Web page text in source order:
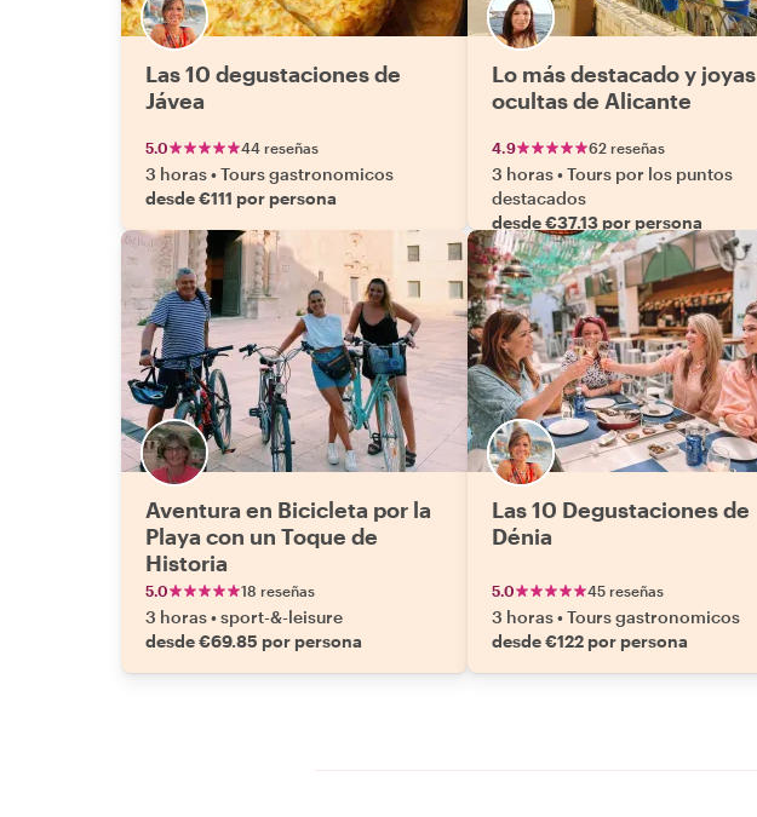
Las 10 degustaciones de
Jávea
5.0 44 reseñas
3 horas•Tours gastronomicos
desde €111 por persona
Lo más destacado y joyas
ocultas de Alicante
4.9 62 reseñas
3 horas•Tours por los puntos
destacados
desde €37.13 por persona
Aventura en Bicicleta por la
Playa con un Toque de
Historia
5.0 18 reseñas
3 horas•sport-&-leisure
desde €69.85 por persona
Las 10 Degustaciones de
Dénia
5.0 45 reseñas
3 horas•Tours gastronomicos
desde €122 por persona